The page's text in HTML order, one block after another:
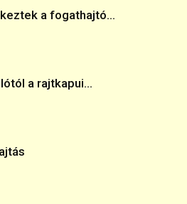
a fogathajtó...
a rajtkapui...